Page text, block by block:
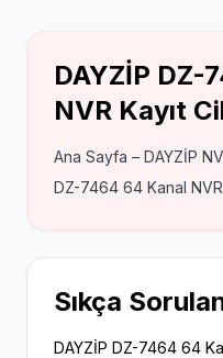
DAYZİP DZ-
NVR Kayıt
Ana Sayfa – DAYZİP
DZ-7464 64 Kanal NVR
Sıkça
DAYZİP DZ-7464 64